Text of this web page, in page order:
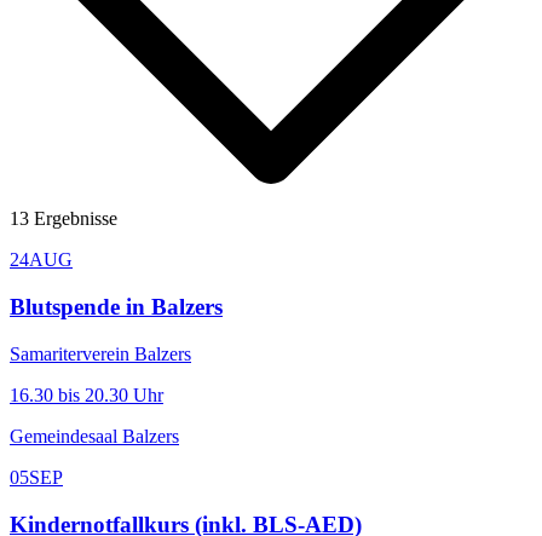
13 Ergebnisse
24AUG
Blutspende in Balzers
Samariterverein Balzers
16.30 bis 20.30 Uhr
Gemeindesaal Balzers
05SEP
Kindernotfallkurs (inkl. BLS-AED)